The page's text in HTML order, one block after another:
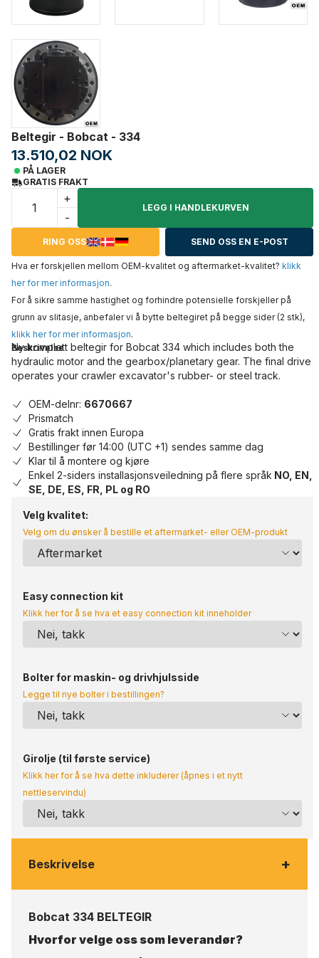
Beltegir - Bobcat - 334
13.510,02 NOK
PÅ LAGER
GRATIS FRAKT
+
-
LEGG I HANDLEKURVEN
RING OSS SEND OSS EN E-POST
Hva er forskjellen mellom OEM-kvalitet og aftermarket-kvalitet? klikk
her for mer informasjon.
For å sikre samme hastighet og forhindre potensielle forskjeller på
grunn av slitasje, anbefaler vi å bytte beltegiret på begge sider (2 stk),
klikk her for mer informasjon.
Beskrivelse
Ny komplett beltegir for Bobcat 334 which includes both the
hydraulic motor and the gearbox/planetary gear. The final drive
operates your crawler excavator's rubber- or steel track.
OEM-delnr: 6670667
Prismatch
Gratis frakt innen Europa
Bestillinger før 14:00 (UTC +1) sendes samme dag
Klar til å montere og kjøre
Enkel 2-siders installasjonsveiledning på flere språk NO, EN,
SE, DE, ES, FR, PL og RO
Velg kvalitet:
Velg om du ønsker å bestille et aftermarket- eller OEM-produkt
Easy connection kit
Klikk her for å se hva et easy connection kit inneholder
Bolter for maskin- og drivhjulsside
Legge til nye bolter i bestillingen?
Girolje (til første service)
Klikk her for å se hva dette inkluderer (åpnes i et nytt
nettleservindu)
Beskrivelse +
Bobcat 334 BELTEGIR
Hvorfor velge oss som leverandør?